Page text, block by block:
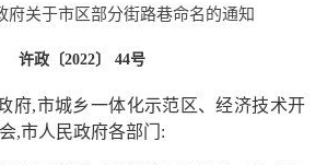
府关于市区部分街路巷命名的通知
许政〔2022〕 44号
府,市城乡一体化示范区、经济技术开
,市人民政府各部门: